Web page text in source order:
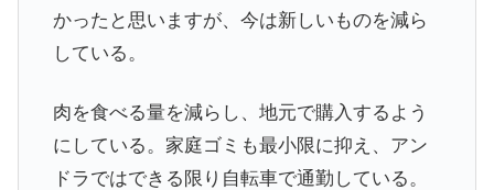
かったと思いますが、今は新しいものを減ら
している。
肉を食べる量を減らし、地元で購入するよう
にしている。家庭ゴミも最小限に抑え、アン
ドラではできる限り自転車で通勤している。